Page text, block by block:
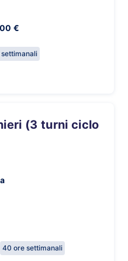
€
40 ore settimanali